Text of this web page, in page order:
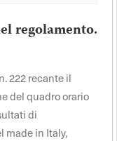
regolamento.
222 recante il
del quadro orario
di
made in Italy,